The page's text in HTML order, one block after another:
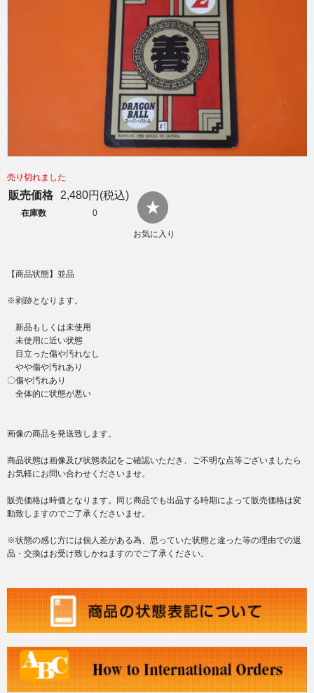
売り切れました
販売価格 2,480円(税込)
在庫数 0
お気に入り
【商品状態】並品
※剥跡となります。
新品もしくは未使用
未使用に近い状態
目立った傷や汚れなし
やや傷や汚れあり
〇傷や汚れあり
全体的に状態が悪い
画像の商品を発送致します。
商品状態は画像及び状態表記をご確認いただき、ご不明な点等ございましたら
お気軽にお問い合わせくださいませ。
販売価格は時価となります。同じ商品でも出品する時期によって販売価格は変
動致しますのでご了承くださいませ。
※状態の感じ方には個人差がある為、思っていた状態と違った等の理由での返
品・交換はお受け致しかねますのでご了承ください。